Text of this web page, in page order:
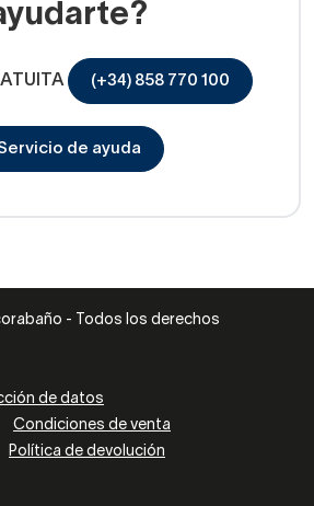
(+34) 858 770 100
de ayuda
- Todos los derechos
de datos
Condiciones de venta
Política de devolución